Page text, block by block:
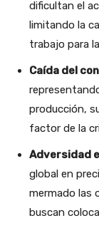
dificultan el
limitando la
trabajo para
Caída del
producción,
factor de la
Adversidad
global en
mermado las
buscan